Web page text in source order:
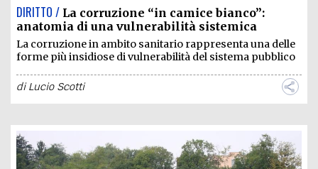
DIRITTO / La corruzione “in camice bianco”:
anatomia di una vulnerabilità sistemica
La corruzione in ambito sanitario rappresenta una delle
forme più insidiose di vulnerabilità del sistema pubblico
diLucio Scotti